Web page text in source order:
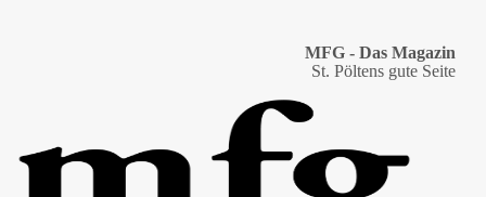
MFG - Das Magazin
St. Pöltens gute Seite